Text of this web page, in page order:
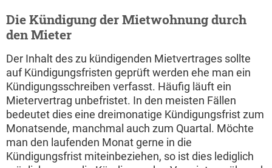
Die Kündigung der Mietwohnung durch
den Mieter
Der Inhalt des zu kündigenden Mietvertrages sollte
auf Kündigungsfristen geprüft werden ehe man ein
Kündigungsschreiben verfasst. Häufig läuft ein
Mietervertrag unbefristet. In den meisten Fällen
bedeutet dies eine dreimonatige Kündigungsfrist zum
Monatsende, manchmal auch zum Quartal. Möchte
man den laufenden Monat gerne in die
Kündigungsfrist miteinbeziehen, so ist dies lediglich